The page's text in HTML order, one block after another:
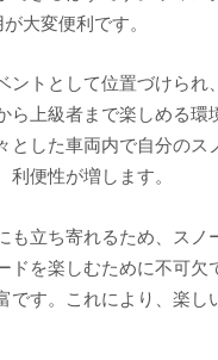
大変便利です。
トとして位置づけら
上級者まで楽しめる環
した車両内で自分の
便性が増します。
も立ち寄れるため、ス
を楽しむために不可
す。これにより、楽